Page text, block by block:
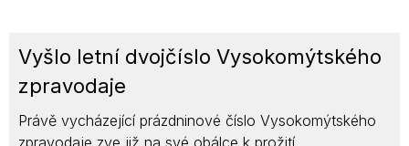
Vyšlo letní dvojčíslo Vysokomýtského
zpravodaje
Právě vycházející prázdninové číslo Vysokomýtského
zpravodaje zve již na své obálce k prožití